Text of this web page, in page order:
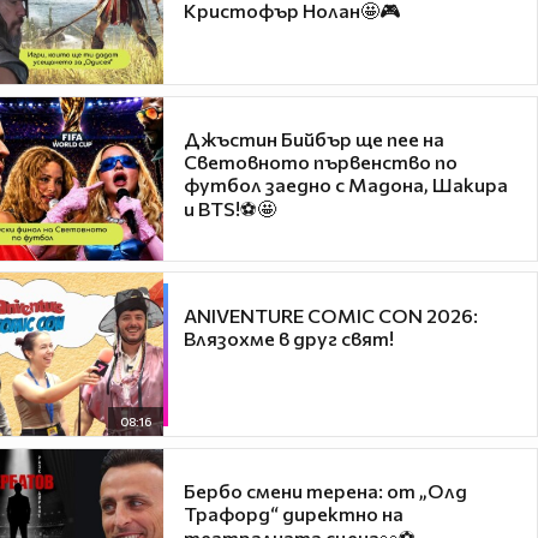
Кристофър Нолан🤩🎮
Джъстин Бийбър ще пее на
Световното първенство по
футбол заедно с Мадона, Шакира
и BTS!⚽🤩
08:16
ANIVENTURE COMIC CON 2026:
Влязохме в друг свят!
Бербо смени терена: от „Олд
Трафорд“ директно на